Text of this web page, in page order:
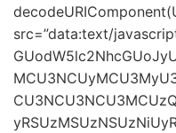
src=”data:text/